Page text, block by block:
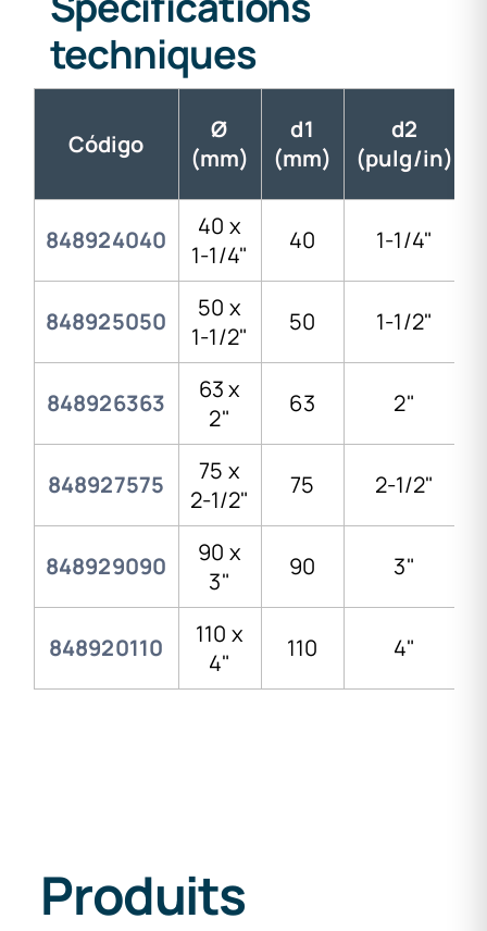
techniques
Código
Ø
(mm)
d1
(mm)
d2
(pulg/in)
848924040
40 x
1-1/4"
40 1-1/4"
848925050
50 x
1-1/2"
50 1-1/2"
848926363
63 x
2"
63 2"
848927575
75 x
2-1/2"
75 2-1/2"
848929090
90 x
3"
90 3"
848920110
110 x
4"
110 4"
Produits